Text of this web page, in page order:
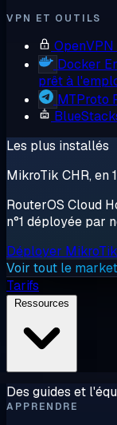
VPN ET OUTILS
OpenVPN
Docker
prêt à
MTProto
Les plus installés
MikroTik CHR, en
RouterOS Cloud
n°1 déployée par
Déployer
Voir tout le
Tarifs
Des guides et
APPRENDRE